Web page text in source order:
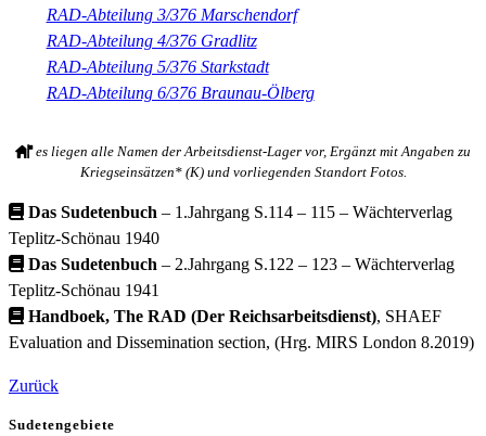
RAD-Abteilung 3/376 Marschendorf
RAD-Abteilung 4/376 Gradlitz
RAD-Abteilung 5/376 Starkstadt
RAD-Abteilung 6/376 Braunau-Ölberg
es liegen alle Namen der Arbeitsdienst-Lager vor, Ergänzt mit Angaben zu
Kriegseinsätzen* (K) und vorliegenden Standort Fotos.
Das Sudetenbuch – 1.Jahrgang S.114 – 115 – Wächterverlag
Teplitz-Schönau 1940
Das Sudetenbuch – 2.Jahrgang S.122 – 123 – Wächterverlag
Teplitz-Schönau 1941
Handboek, The RAD (Der Reichsarbeitsdienst), SHAEF
Evaluation and Dissemination section, (Hrg. MIRS London 8.2019)
Zurück
Sudetengebiete